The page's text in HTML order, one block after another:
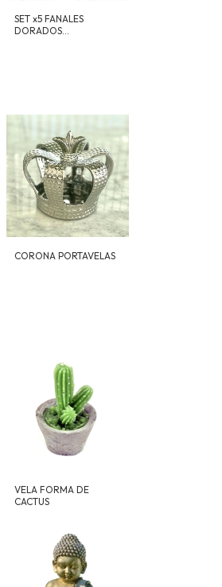
SET x5 FANALES
DORADOS
CORONA PORTAVELAS
VELA FORMA DE
CACTUS